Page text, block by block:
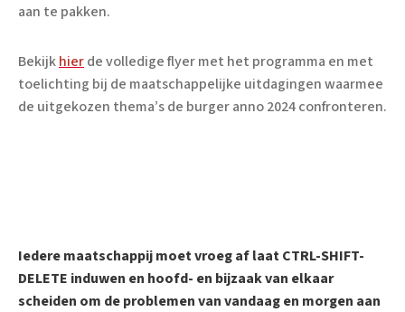
aan te pakken.
Bekijkhierde volledige flyer met het programma en met
toelichting bij de maatschappelijke uitdagingen waarmee
de uitgekozen thema’s de burger anno 2024 confronteren.
Iedere maatschappij moet vroeg af laat CTRL-SHIFT-
DELETE induwen en hoofd- en bijzaak van elkaar
scheiden om de problemen van vandaag en morgen aan